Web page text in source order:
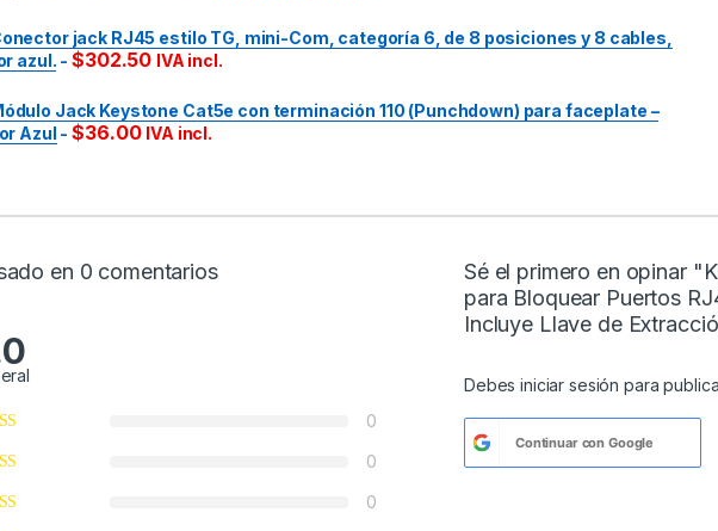
jack RJ45 estilo TG, mini-Com, categoría 6, de 8 posiciones y 8 cables,
azul. -$302.50 IVA incl.
Jack Keystone Cat5e con terminación 110 (Punchdown) para faceplate –
Azul -$36.00 IVA incl.
en 0 comentarios
0
0
0
Sé el primero en opinar
para Bloquear Puertos
Incluye Llave de
Debesiniciar sesión para
Continuar conGoogle